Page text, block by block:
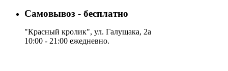
Самовывоз - бесплатно
"Красный кролик", ул. Галущака, 2а
10:00 - 21:00 ежедневно.